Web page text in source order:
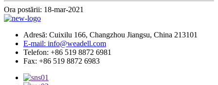
Ora postării: 18-mar-2021
Adresă: Cuixilu 166, Changzhou Jiangsu, China 213101
E-mail: info@weadell.com
Telefon: +86 519 8872 6981
Fax: +86 519 8872 6983